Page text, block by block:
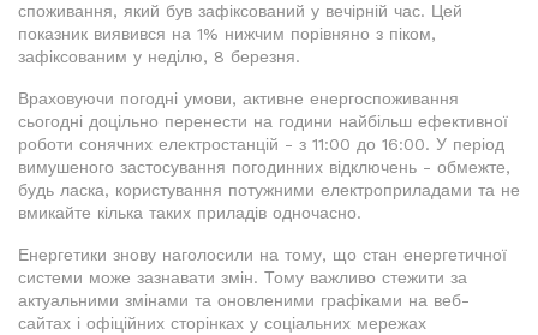
споживання, який був зафіксований у вечірній час. Цей
показник виявився на 1% нижчим порівняно з піком,
зафіксованим у неділю, 8 березня.
Враховуючи погодні умови, активне енергоспоживання
сьогодні доцільно перенести на години найбільш ефективної
роботи сонячних електростанцій - з 11:00 до 16:00. У період
вимушеного застосування погодинних відключень - обмежте,
будь ласка, користування потужними електроприладами та не
вмикайте кілька таких приладів одночасно.
Енергетики знову наголосили на тому, що стан енергетичної
системи може зазнавати змін. Тому важливо стежити за
актуальними змінами та оновленими графіками на веб-
сайтах і офіційних сторінках у соціальних мережах